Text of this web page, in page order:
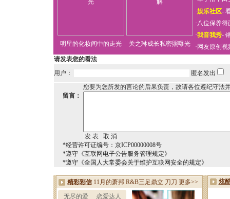
明星的化妆间中的走光 关之琳成长私密照曝光
·娱乐社区-
·八位保养得
·我音我秀-
· 网友原创视
请发表您的看法
用户：
匿名发出
您要为您所发的言论的后果负责，故请各位遵纪守法
留言：
*经营许可证编号：京ICP00000008号
*遵守《互联网电子公告服务管理规定》
*遵守《全国人大常委会关于维护互联网安全的规定》